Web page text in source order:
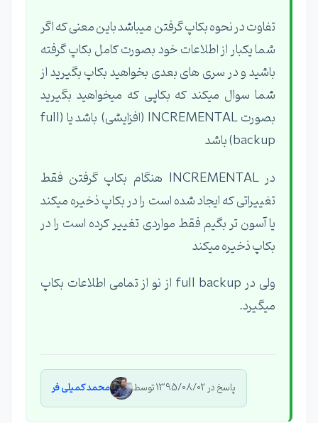
تفاوت در نحوه بکاپ گرفتن میباشد باین معنی که اگر
شما یکبار از اطلاعات خود بصورت کامل بکاپ گرفته
باشید و در سری های بعدی بخواهید بکاپ بگیرید از
شما سوال میکند که بکاپی که میخواهید بگیرید
بصورت INCREMENTAL (افزایشی) باشد یا (full
backup) باشد
در INCREMENTAL هنگام بکاپ گرفتن فقط
تغییراتی که ایجاد شده است را در بکاپ ذخیره میکند
یا آسون تر بگیم فقط مواردی تغییر کرده است را در
بکاپ ذخیره میکند
ولی در full backup از نو از تمامی اطلاعات بکاپ
میگیرد.
پاسخ در 1395/08/02 توسط محمد کمیلی فر